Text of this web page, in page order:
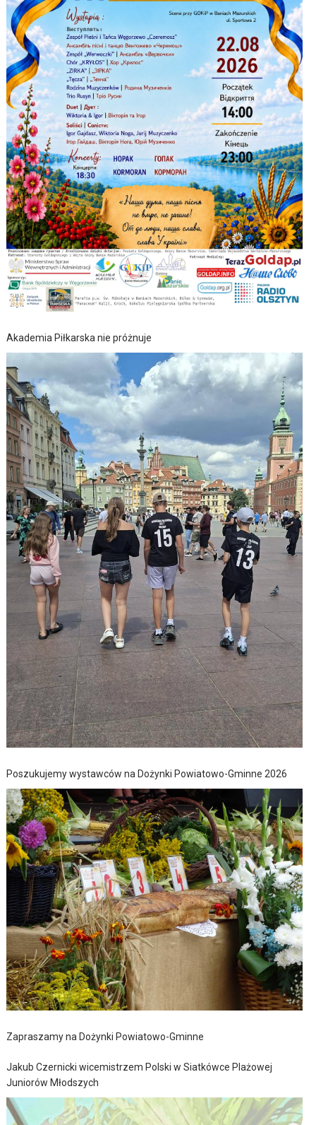
Akademia Piłkarska nie próżnuje
Poszukujemy wystawców na Dożynki Powiatowo-Gminne 2026
Zapraszamy na Dożynki Powiatowo-Gminne
Jakub Czernicki wicemistrzem Polski w Siatkówce Plażowej
Juniorów Młodszych